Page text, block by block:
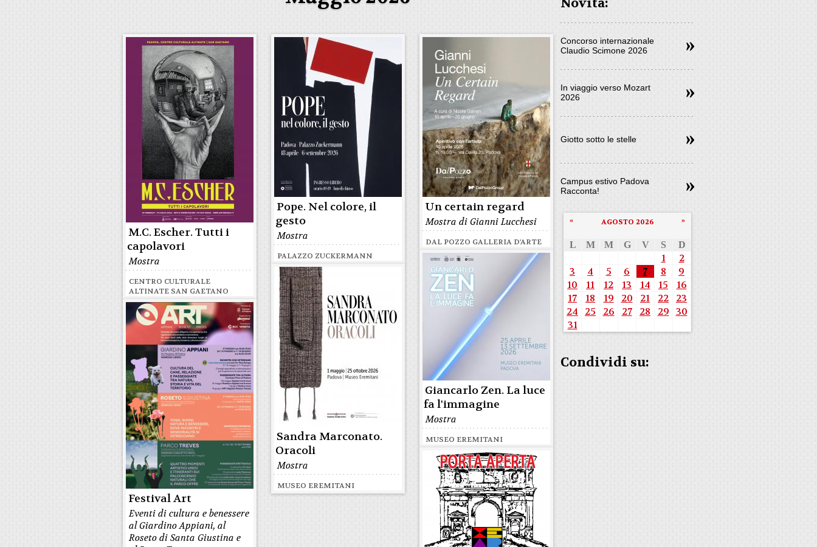
M.C. Escher. Tutti i
capolavori
Mostra
CENTRO CULTURALE
ALTINATE SAN GAETANO
Pope. Nel colore, il
gesto
Mostra
PALAZZO ZUCKERMANN
Un certain regard
Mostra di Gianni Lucchesi
DAL POZZO GALLERIA D'ARTE
Giancarlo Zen. La luce
fa l'immagine
Mostra
MUSEO EREMITANI
Sandra Marconato.
Oracoli
Mostra
MUSEO EREMITANI
Festival Art
Eventi di cultura e benessere
al Giardino Appiani, al
Roseto di Santa Giustina e
Novità:
Concorso internazionale
Claudio Scimone 2026
In viaggio verso Mozart
2026
Giotto sotto le stelle
Campus estivo Padova
Racconta!
AGOSTO 2026
« »
L M M G V S D
1
2
3
4 5 6 7 8
9
10
11 12 13 14 15
16
17
18 19 20 21 22
23
24
25 26 27 28 29 30
31
Condividi su: